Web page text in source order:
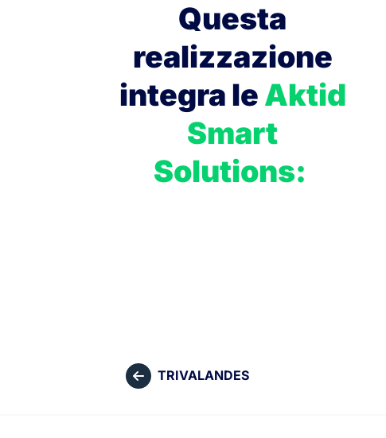
Questa
realizzazione
integra le Aktid
Smart
Solutions:
TRIVALANDES